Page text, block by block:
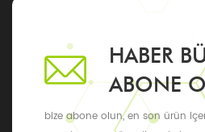
HABER
ABONE
bize abone olun, en son ürün